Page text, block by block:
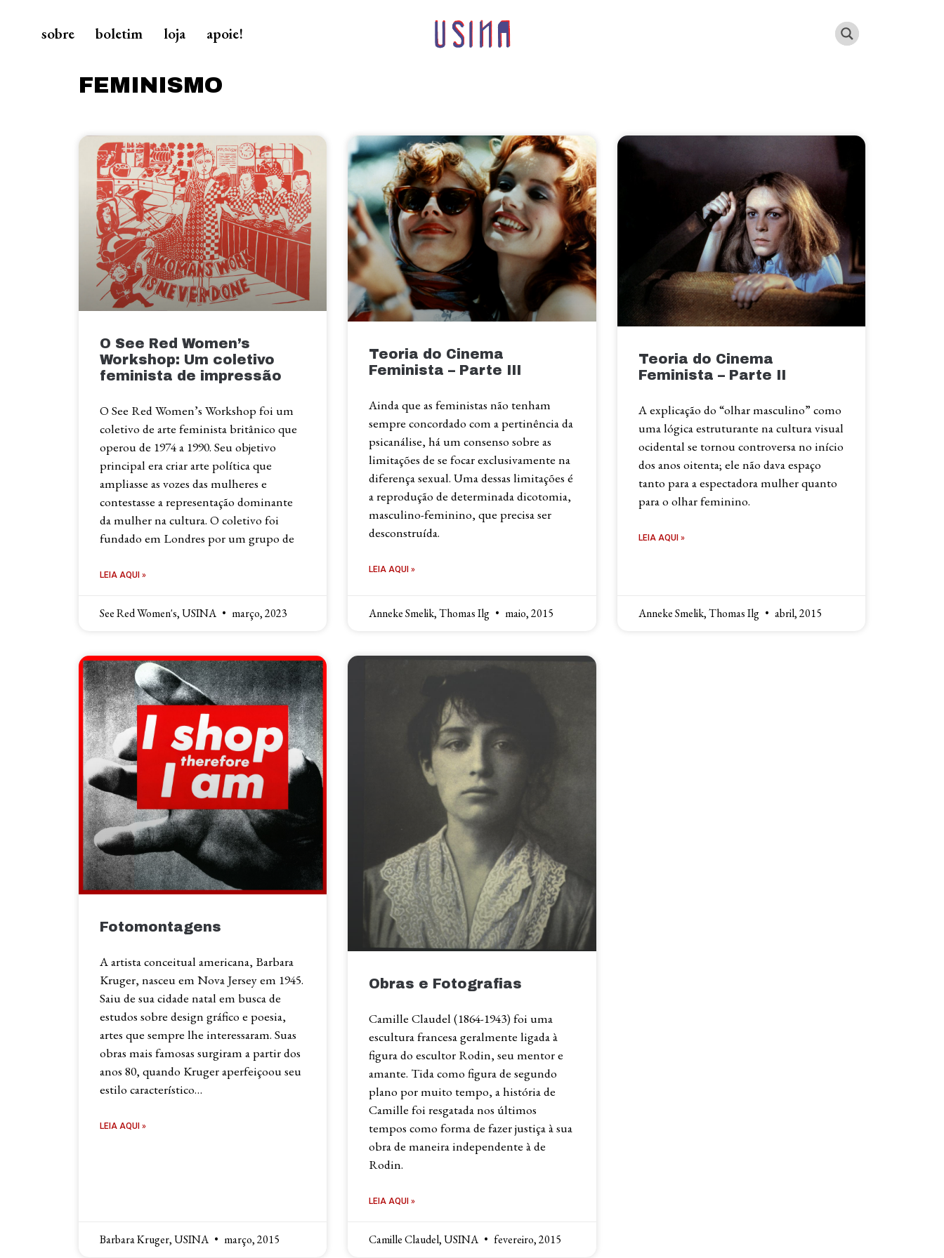
sobre boletim loja apoie!
FEMINISMO
O See Red Women’s
Workshop: Um coletivo
feminista de impressão
O See Red Women’s Workshop foi um
coletivo de arte feminista britânico que
operou de 1974 a 1990. Seu objetivo
principal era criar arte política que
ampliasse as vozes das mulheres e
contestasse a representação dominante
da mulher na cultura. O coletivo foi
fundado em Londres por um grupo de
LEIA AQUI »
See Red Women's, USINA março, 2023
Teoria do Cinema
Feminista – Parte III
Ainda que as feministas não tenham
sempre concordado com a pertinência da
psicanálise, há um consenso sobre as
limitações de se focar exclusivamente na
diferença sexual. Uma dessas limitações é
a reprodução de determinada dicotomia,
masculino-feminino, que precisa ser
desconstruída.
LEIA AQUI »
Anneke Smelik, Thomas Ilg maio, 2015
Teoria do Cinema
Feminista – Parte II
A explicação do “olhar masculino” como
uma lógica estruturante na cultura visual
ocidental se tornou controversa no início
dos anos oitenta; ele não dava espaço
tanto para a espectadora mulher quanto
para o olhar feminino.
LEIA AQUI »
Anneke Smelik, Thomas Ilg abril, 2015
Fotomontagens
A artista conceitual americana, Barbara
Kruger, nasceu em Nova Jersey em 1945.
Saiu de sua cidade natal em busca de
estudos sobre design gráfico e poesia,
artes que sempre lhe interessaram. Suas
obras mais famosas surgiram a partir dos
anos 80, quando Kruger aperfeiçoou seu
estilo característico…
LEIA AQUI »
Barbara Kruger, USINA março, 2015
Obras e Fotografias
Camille Claudel (1864-1943) foi uma
escultura francesa geralmente ligada à
figura do escultor Rodin, seu mentor e
amante. Tida como figura de segundo
plano por muito tempo, a história de
Camille foi resgatada nos últimos
tempos como forma de fazer justiça à sua
obra de maneira independente à de
Rodin.
LEIA AQUI »
Camille Claudel, USINA fevereiro, 2015